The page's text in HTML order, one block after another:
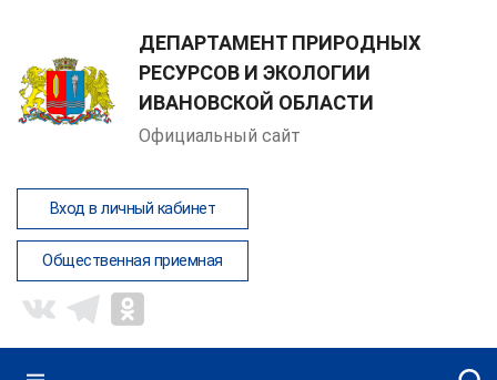
ДЕПАРТАМЕНТ ПРИРОДНЫХ
РЕСУРСОВ И ЭКОЛОГИИ
ИВАНОВСКОЙ ОБЛАСТИ
Официальный сайт
Вход в личный кабинет
Общественная приемная